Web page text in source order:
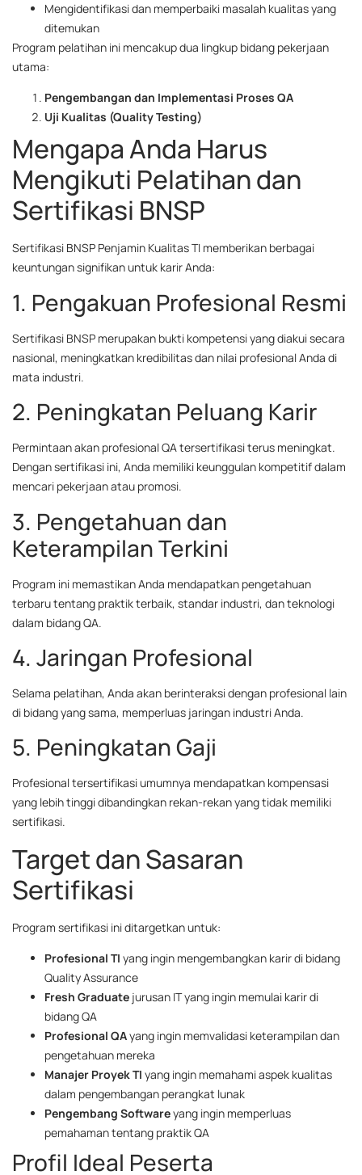
Mengidentifikasi dan memperbaiki masalah kualitas yang
ditemukan
Program pelatihan ini mencakup dua lingkup bidang pekerjaan
utama:
Pengembangan dan Implementasi Proses QA
Uji Kualitas (Quality Testing)
Mengapa Anda Harus
Mengikuti Pelatihan dan
Sertifikasi BNSP
Sertifikasi BNSP Penjamin Kualitas TI memberikan berbagai
keuntungan signifikan untuk karir Anda:
1. Pengakuan Profesional Resmi
Sertifikasi BNSP merupakan bukti kompetensi yang diakui secara
nasional, meningkatkan kredibilitas dan nilai profesional Anda di
mata industri.
2. Peningkatan Peluang Karir
Permintaan akan profesional QA tersertifikasi terus meningkat.
Dengan sertifikasi ini, Anda memiliki keunggulan kompetitif dalam
mencari pekerjaan atau promosi.
3. Pengetahuan dan
Keterampilan Terkini
Program ini memastikan Anda mendapatkan pengetahuan
terbaru tentang praktik terbaik, standar industri, dan teknologi
dalam bidang QA.
4. Jaringan Profesional
Selama pelatihan, Anda akan berinteraksi dengan profesional lain
di bidang yang sama, memperluas jaringan industri Anda.
5. Peningkatan Gaji
Profesional tersertifikasi umumnya mendapatkan kompensasi
yang lebih tinggi dibandingkan rekan-rekan yang tidak memiliki
sertifikasi.
Target dan Sasaran
Sertifikasi
Program sertifikasi ini ditargetkan untuk:
Profesional TI yang ingin mengembangkan karir di bidang
Quality Assurance
Fresh Graduate jurusan IT yang ingin memulai karir di
bidang QA
Profesional QAyang ingin memvalidasi keterampilan dan
pengetahuan mereka
Manajer Proyek TI yang ingin memahami aspek kualitas
dalam pengembangan perangkat lunak
Pengembang Softwareyang ingin memperluas
pemahaman tentang praktik QA
Profil Ideal Peserta